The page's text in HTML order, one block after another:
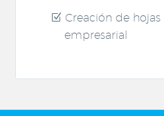
Creación de hojas
empresarial